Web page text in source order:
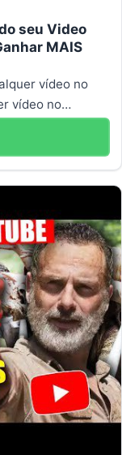
seu Video
MAIS
vídeo no
vídeo no…